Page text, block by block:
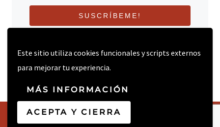
Este sitio utiliza cookies funcionales y scripts externos
para mejorar tu experiencia.
MÁS INFORMACIÓN
ACEPTA Y CIERRA
SUSCRÍBEME!
© 2026 CREATIVEGAN.NET